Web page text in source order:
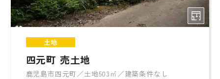
土地
四元町 売土地
鹿児島市四元町／土地503㎡／建築条件なし